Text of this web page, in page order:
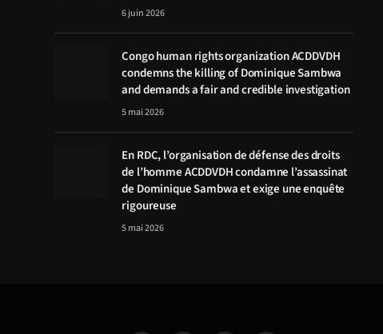
6 juin 2026
Congo human rights organization ACDDVDH
condemns the killing of Dominique Sambwa
and demands a fair and credible investigation
5 mai 2026
En RDC, l’organisation de défense des droits
de l’homme ACDDVDH condamne l’assassinat
de Dominique Sambwa et exige une enquête
rigoureuse
5 mai 2026